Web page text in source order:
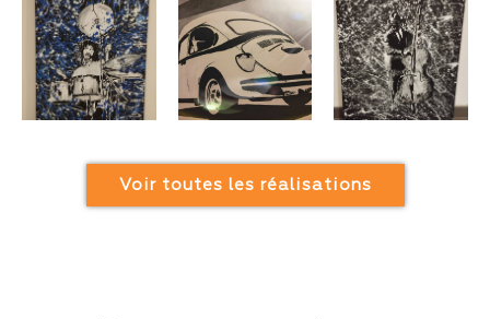
Voir toutes les réalisations